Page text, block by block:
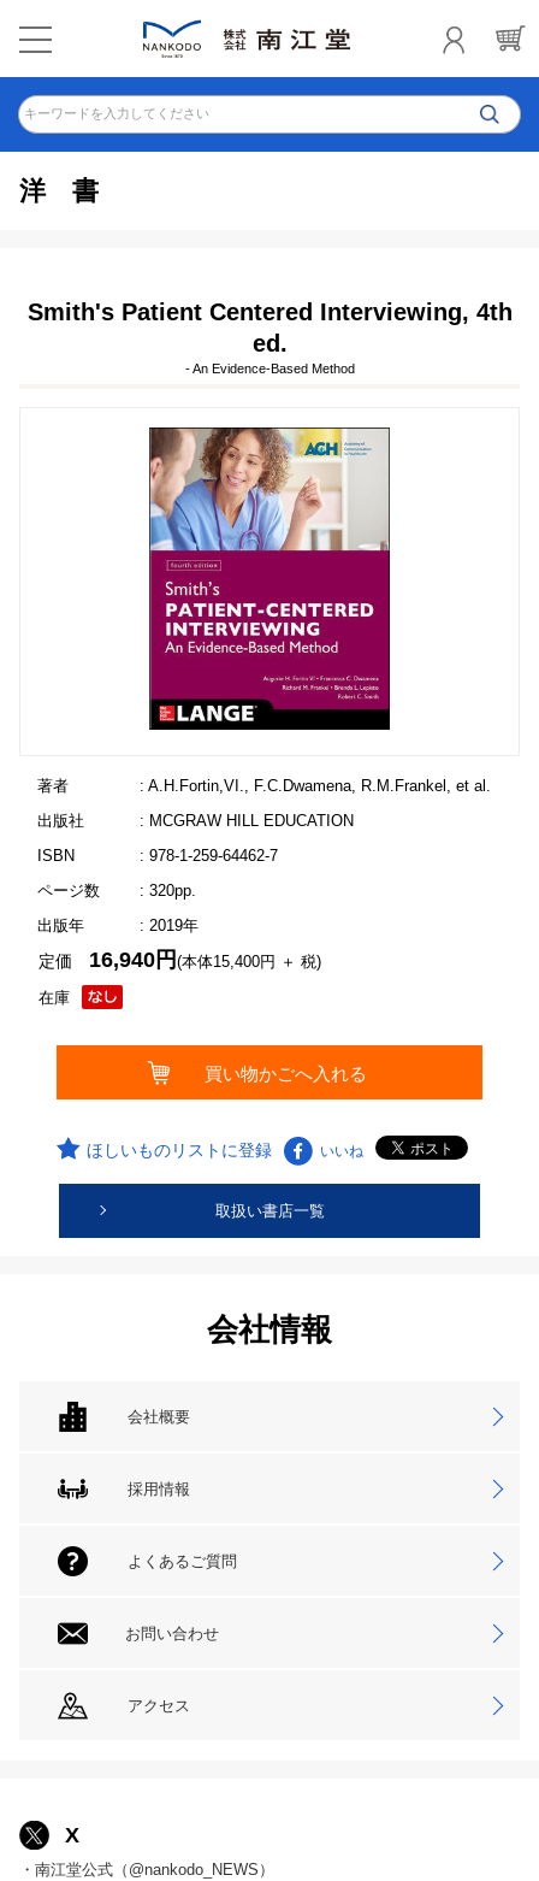
キーワードを入力してください
洋書
Smith's Patient Centered Interviewing, 4th
ed.
- An Evidence-Based Method
著者
: A.H.Fortin,VI., F.C.Dwamena, R.M.Frankel, et al.
出版社
: MCGRAW HILL EDUCATION
ISBN
: 978-1-259-64462-7
ページ数
: 320pp.
出版年
: 2019年
在庫
定価 16,940円(本体15,400円 ＋ 税)
ほしいものリストに登録 いいね
取扱い書店一覧
会社情報
会社概要
採用情報
よくあるご質問
お問い合わせ
アクセス
X
・南江堂公式（@nankodo_NEWS）